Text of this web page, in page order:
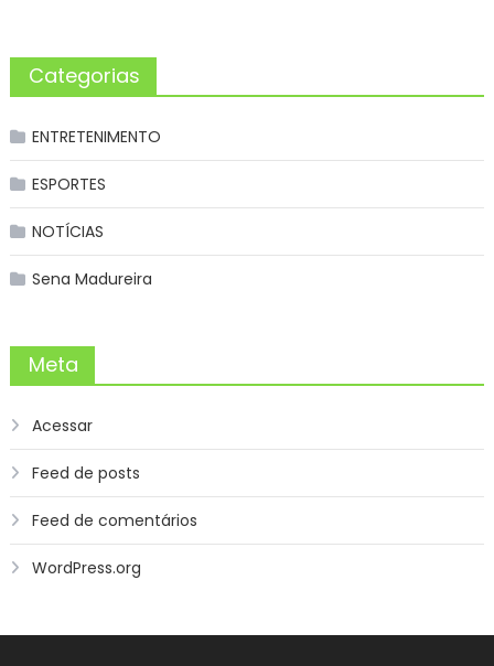
Categorias
ENTRETENIMENTO
ESPORTES
NOTÍCIAS
Sena Madureira
Meta
Acessar
Feed de posts
Feed de comentários
WordPress.org